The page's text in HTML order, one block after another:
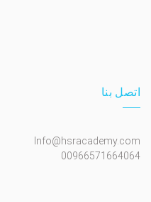
اتصل بنا
Info@hsracademy.com
00966571664064